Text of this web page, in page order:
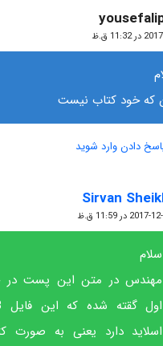
ق.ظ
که خود کتاب نیست
دادن وارد شوید
Sirvan
09 در 11:59 ق.ظ
سلام
مهندس در متن این پست
اسلاید دارد یعنی به صورت